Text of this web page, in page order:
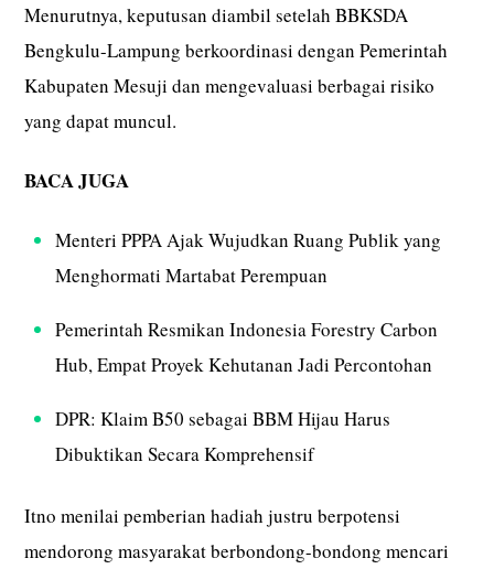
Menurutnya, keputusan diambil setelah BBKSDA
Bengkulu-Lampung berkoordinasi dengan Pemerintah
Kabupaten Mesuji dan mengevaluasi berbagai risiko
yang dapat muncul.
BACA JUGA
Menteri PPPA Ajak Wujudkan Ruang Publik yang
Menghormati Martabat Perempuan
Pemerintah Resmikan Indonesia Forestry Carbon
Hub, Empat Proyek Kehutanan Jadi Percontohan
DPR: Klaim B50 sebagai BBM Hijau Harus
Dibuktikan Secara Komprehensif
Itno menilai pemberian hadiah justru berpotensi
mendorong masyarakat berbondong-bondong mencari